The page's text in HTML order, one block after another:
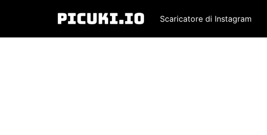
Scaricatore di Instagram